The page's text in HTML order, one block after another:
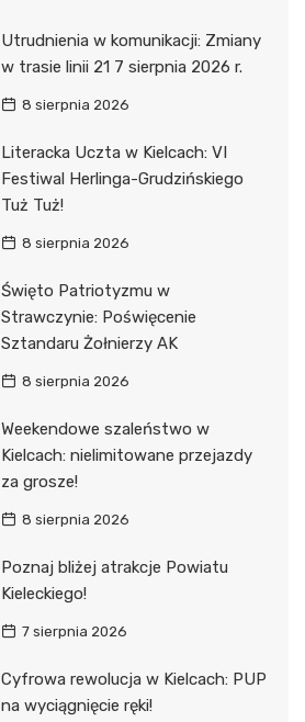
Utrudnienia w komunikacji: Zmiany
w trasie linii 21 7 sierpnia 2026 r.
8 sierpnia 2026
Literacka Uczta w Kielcach: VI
Festiwal Herlinga-Grudzińskiego
Tuż Tuż!
8 sierpnia 2026
Święto Patriotyzmu w
Strawczynie: Poświęcenie
Sztandaru Żołnierzy AK
8 sierpnia 2026
Weekendowe szaleństwo w
Kielcach: nielimitowane przejazdy
za grosze!
8 sierpnia 2026
Poznaj bliżej atrakcje Powiatu
Kieleckiego!
7 sierpnia 2026
Cyfrowa rewolucja w Kielcach: PUP
na wyciągnięcie ręki!